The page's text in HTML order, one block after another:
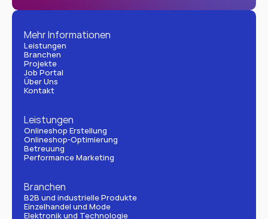
Mehr Informationen
Leistungen
Branchen
Projekte
Job Portal
Über Uns
Kontakt
Leistungen
Onlineshop Erstellung
Onlineshop-Optimierung
Betreuung
Performance Marketing
Branchen
B2B und industrielle Produkte
Einzelhandel und Mode
Elektronik und Technologie